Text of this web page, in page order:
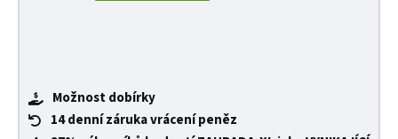
Možnost dobírky
14 denní záruka vrácení peněz